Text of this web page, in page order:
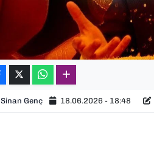
Sinan Genç 18.06.2026 - 18:48